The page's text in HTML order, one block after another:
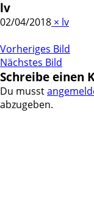
lv
02/04/2018 × lv
Vorheriges Bild
Nächstes Bild
Schreibe einen
Du musst
abzugeben.